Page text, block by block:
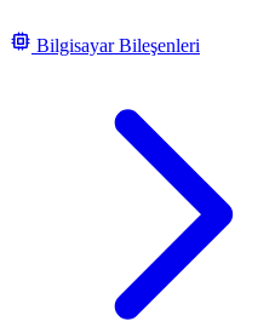
Bilgisayar Bileşenleri